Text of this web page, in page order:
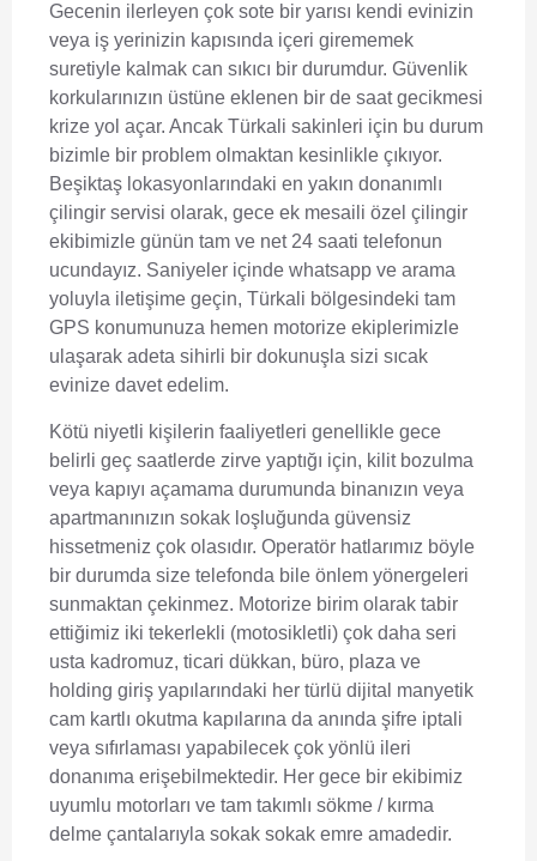
Gecenin ilerleyen çok sote bir yarısı kendi evinizin
veya iş yerinizin kapısında içeri girememek
suretiyle kalmak can sıkıcı bir durumdur. Güvenlik
korkularınızın üstüne eklenen bir de saat gecikmesi
krize yol açar. Ancak Türkali sakinleri için bu durum
bizimle bir problem olmaktan kesinlikle çıkıyor.
Beşiktaş lokasyonlarındaki en yakın donanımlı
çilingir servisi olarak, gece ek mesaili özel çilingir
ekibimizle günün tam ve net 24 saati telefonun
ucundayız. Saniyeler içinde whatsapp ve arama
yoluyla iletişime geçin, Türkali bölgesindeki tam
GPS konumunuza hemen motorize ekiplerimizle
ulaşarak adeta sihirli bir dokunuşla sizi sıcak
evinize davet edelim.
Kötü niyetli kişilerin faaliyetleri genellikle gece
belirli geç saatlerde zirve yaptığı için, kilit bozulma
veya kapıyı açamama durumunda binanızın veya
apartmanınızın sokak loşluğunda güvensiz
hissetmeniz çok olasıdır. Operatör hatlarımız böyle
bir durumda size telefonda bile önlem yönergeleri
sunmaktan çekinmez. Motorize birim olarak tabir
ettiğimiz iki tekerlekli (motosikletli) çok daha seri
usta kadromuz, ticari dükkan, büro, plaza ve
holding giriş yapılarındaki her türlü dijital manyetik
cam kartlı okutma kapılarına da anında şifre iptali
veya sıfırlaması yapabilecek çok yönlü ileri
donanıma erişebilmektedir. Her gece bir ekibimiz
uyumlu motorları ve tam takımlı sökme / kırma
delme çantalarıyla sokak sokak emre amadedir.